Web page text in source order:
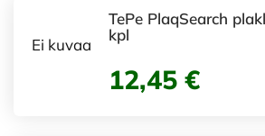
Ei kuvaa
TePe PlaqSearch
kpl
12,45 €